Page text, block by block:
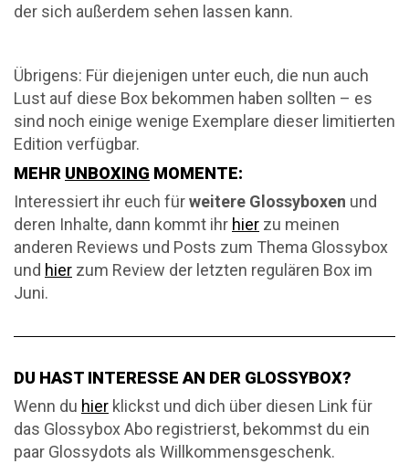
der sich außerdem sehen lassen kann.
Übrigens: Für diejenigen unter euch, die nun auch
Lust auf diese Box bekommen haben sollten – es
sind noch einige wenige Exemplare dieser limitierten
Edition verfügbar.
MEHR UNBOXING MOMENTE:
Interessiert ihr euch fürweitere Glossyboxen und
deren Inhalte, dann kommt ihr hier zu meinen
anderen Reviews und Posts zum Thema Glossybox
und hier zum Review der letzten regulären Box im
Juni.
DU HAST INTERESSE AN DER GLOSSYBOX?
Wenn du hier klickst und dich über diesen Link für
das Glossybox Abo registrierst, bekommst du ein
paar Glossydots als Willkommensgeschenk.